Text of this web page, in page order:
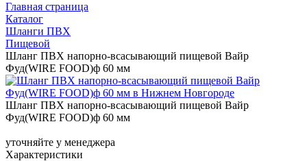
Главная страница
Каталог
Шланги ПВХ
Пищевой
Шланг ПВХ напорно-всасывающий пищевой Вайр
Фуд(WIRE FOOD)ф 60 мм
Шланг ПВХ напорно-всасывающий пищевой Вайр
Фуд(WIRE FOOD)ф 60 мм
уточняйте у менеджера
Характеристики